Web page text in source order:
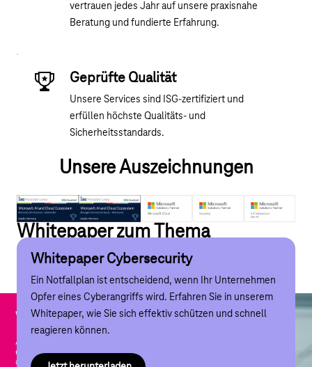
vertrauen jedes Jahr auf unsere praxisnahe
Beratung und fundierte Erfahrung.
Geprüfte Qualität
Unsere Services sind ISG-zertifiziert und
erfüllen höchste Qualitäts- und
Sicherheitsstandards.
Unsere Auszeichnungen
Whitepaper zum Thema
Sicherheit
Whitepaper CybersecurityUmsetzung der NIS-2-Richtlinie
Whitepaper Cybersecurity
Ein Notfallplan ist entscheidend, wenn Ihr Unternehmen
Opfer eines Cyberangriffs wird. Erfahren Sie in unserem
Whitepaper, wie Sie sich effektiv schützen und schnell
reagieren können.
Umsetzung der NIS-2-Richtlinie
Erfahren Sie, wie Unternehmen und Rechtsabteilungen
die NIS-2-Richtlinie erfolgreich umsetzen können. Holen
Sie sich wertvolle Insights für Ihre Compliance-Strategie!
Hier für eineLeseprobe